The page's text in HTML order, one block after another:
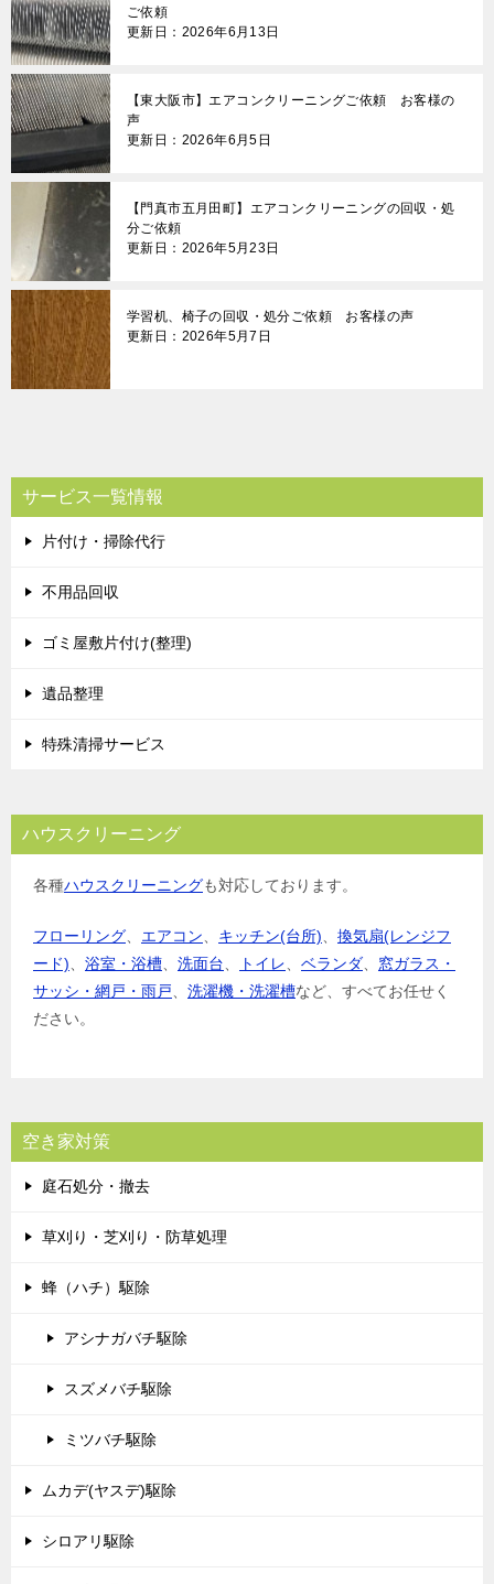
ご依頼
更新日：2026年6月13日
【東大阪市】エアコンクリーニングご依頼 お客様の
声
更新日：2026年6月5日
【門真市五月田町】エアコンクリーニングの回収・処
分ご依頼
更新日：2026年5月23日
学習机、椅子の回収・処分ご依頼 お客様の声
更新日：2026年5月7日
サービス一覧情報
片付け・掃除代行
不用品回収
ゴミ屋敷片付け(整理)
遺品整理
特殊清掃サービス
ハウスクリーニング
各種ハウスクリーニングも対応しております。
フローリング、 エアコン、 キッチン(台所)、 換気扇(レンジフ
ード)、 浴室・浴槽、 洗面台、 トイレ、 ベランダ、 窓ガラス・
サッシ・網戸・雨戸、 洗濯機・洗濯槽など、すべてお任せく
ださい。
空き家対策
庭石処分・撤去
草刈り・芝刈り・防草処理
蜂（ハチ）駆除
アシナガバチ駆除
スズメバチ駆除
ミツバチ駆除
ムカデ(ヤスデ)駆除
シロアリ駆除